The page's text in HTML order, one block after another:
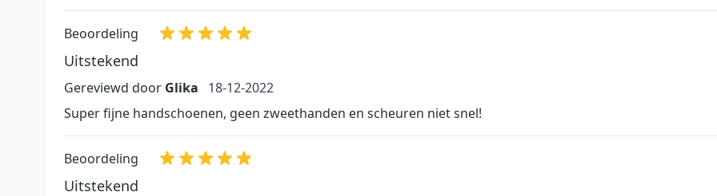
Beoordeling
Uitstekend
Gereviewd door Glika 18 december 2022
18-12-2022
Super fijne handschoenen, geen zweethanden en scheuren niet snel!
Beoordeling
Uitstekend